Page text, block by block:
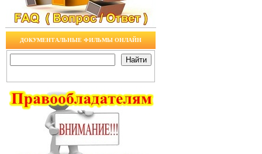
ДОКУМЕНТАЛЬНЫЕ ФИЛЬМЫ ОНЛАЙН